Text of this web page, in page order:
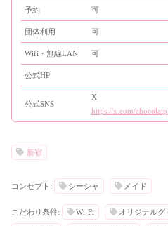
予約 可
団体利用 可
Wifi・無線LAN 可
公式HP
公式SNS
X
https://x.com/
新宿
コンセプト: シーシャ メイド
こだわり条件: Wi-Fi オリジナルグ